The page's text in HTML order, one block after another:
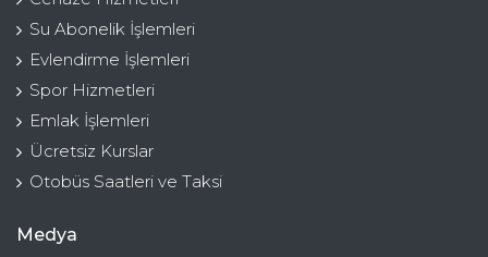
Su Abonelik İşlemleri
Evlendirme İşlemleri
Spor Hizmetleri
Emlak İşlemleri
Ücretsiz Kurslar
Otobüs Saatleri ve Taksi
Medya